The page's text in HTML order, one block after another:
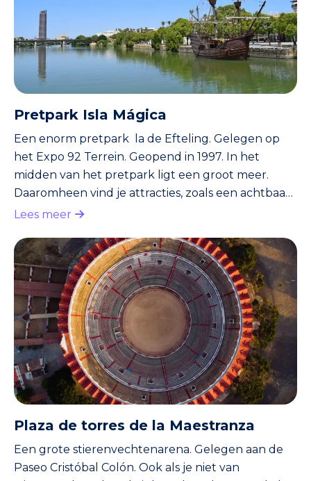
zeevaartmuseum.
Pretpark Isla Mágica
Een enorm pretpark la de Efteling. Gelegen op
het Expo 92 Terrein. Geopend in 1997. In het
midden van het pretpark ligt een groot meer.
Daaromheen vind je attracties, zoals een achtbaan,
wildwaterbanen en al het andere wat je van een
Een deel van het park is geënt op het Spaanse
koloniale verleden. Zo zie je gekke tempels en
historische boten. Ook leuk: de theatershows en
de bioscoop met bewegende stoelen.
Lees meer
Plaza de torres de la Maestranza
Een grote stierenvechtenarena. Gelegen aan de
Paseo Cristóbal Colón. Ook als je niet van